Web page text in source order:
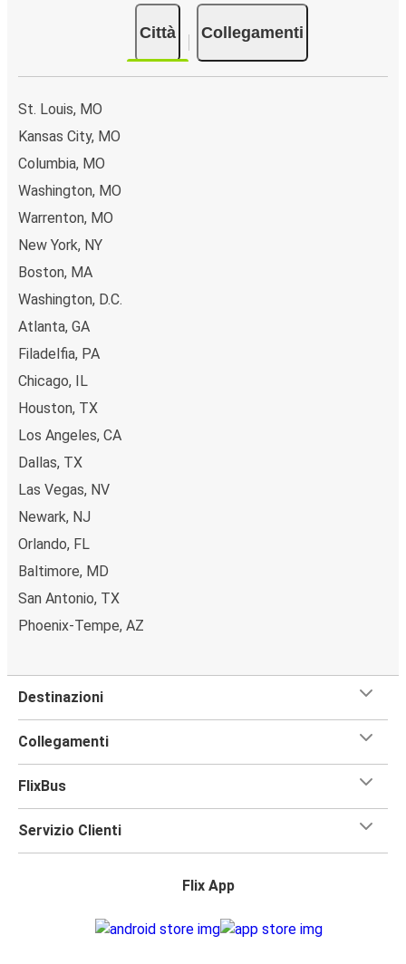
popolari sono: Kansas City, Columbia, St. Louis.
Città Collegamenti
St. Louis, MO
Kansas City, MO
Columbia, MO
Washington, MO
Warrenton, MO
New York, NY
Boston, MA
Washington, D.C.
Atlanta, GA
Filadelfia, PA
Chicago, IL
Houston, TX
Los Angeles, CA
Dallas, TX
Las Vegas, NV
Newark, NJ
Orlando, FL
Baltimore, MD
San Antonio, TX
Phoenix-Tempe, AZ
Destinazioni
Collegamenti
FlixBus
Servizio Clienti
Flix App